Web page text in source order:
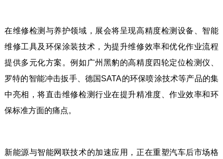
在维修检测与养护领域，展会将呈现高精度检测设备、智能
维修工具及环保涂装技术，为提升维修效率和优化作业流程
提供多元化方案。例如广州黑豹的高精度四轮定位检测仪、
罗特的智能冲击扳手、德国SATA的环保喷涂技术等产品的集
中亮相，将直击维修检测行业在提升精准度、作业效率和环
保标准方面的痛点。
新能源与智能网联技术的加速应用，正在重塑汽车后市场格